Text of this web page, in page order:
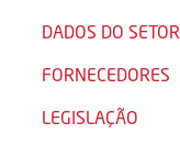
DADOS DO SETOR
FORNECEDORES
LEGISLAÇÃO